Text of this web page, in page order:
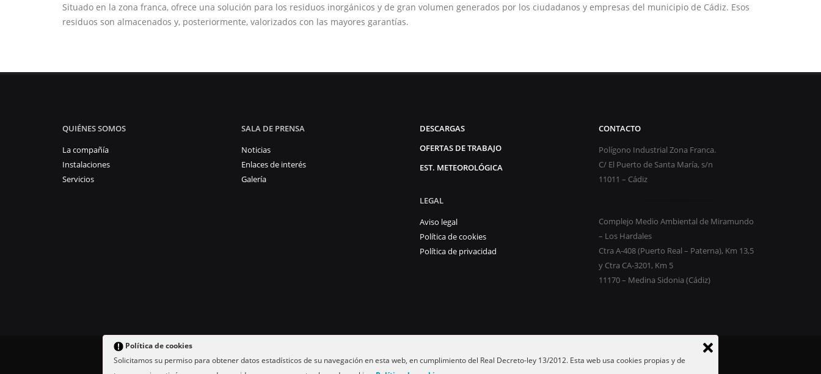
Política de cookies
Solicitamos su permiso para obtener datos estadísticos de su navegación en esta web, en cumplimiento del Real Decreto-ley 13/2012. Esta web usa cookies propias y de
Situado en la zona franca, ofrece una solución para los residuos inorgánicos y de gran volumen generados por los ciudadanos y empresas del municipio de Cádiz. Esos
residuos son almacenados y, posteriormente, valorizados con las mayores garantías.
QUIÉNES SOMOS
La compañía
Instalaciones
Servicios
SALA DE PRENSA
Noticias
Enlaces de interés
Galería
DESCARGAS
OFERTAS DE TRABAJO
EST. METEOROLÓGICA
LEGAL
Aviso legal
Política de cookies
Política de privacidad
CONTACTO
Polígono Industrial Zona Franca.
C/ El Puerto de Santa María, s/n
11011 – Cádiz
Complejo Medio Ambiental de Miramundo
– Los Hardales
Ctra A-408 (Puerto Real – Paterna), Km 13,5
y Ctra CA-3201, Km 5
11170 – Medina Sidonia (Cádiz)
Bioreciclaje de Cádiz, S.A. © Copyright 2026. Todos los derechos reservados.